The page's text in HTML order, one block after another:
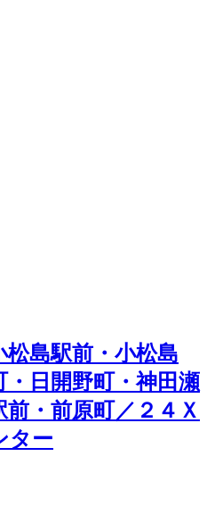
松島駅前・小松島
・日開野町・神田瀬
・前原町／２４Ｘ
ター